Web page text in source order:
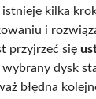
istnieje kilka
i
przyjrzeć się
wybrany dysk
błędna